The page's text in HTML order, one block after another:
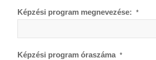
Képzési program megnevezése: *
Képzési program óraszáma *